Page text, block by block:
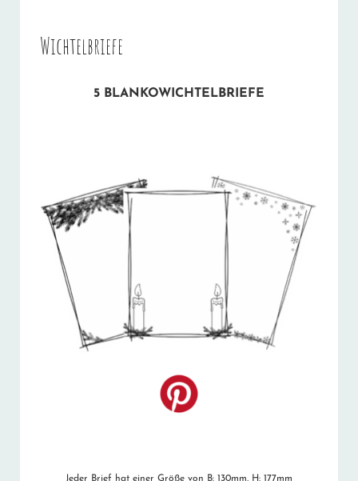
Wichtelbriefe
5 BLANKOWICHTELBRIEFE
Jeder Brief hat einer Größe von B: 130mm, H: 177mm